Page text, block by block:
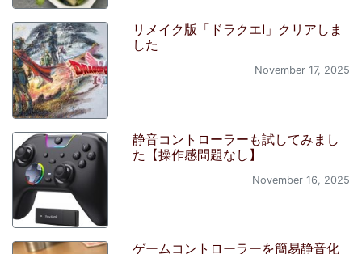
リメイク版「ドラクエI」クリアしま
した
November 17, 2025
静音コントローラーも試してみまし
た【操作感問題なし】
November 16, 2025
ゲームコントローラーを簡易静音化